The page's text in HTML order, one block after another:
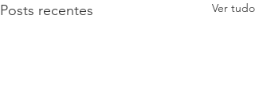
Posts recentes Ver tudo